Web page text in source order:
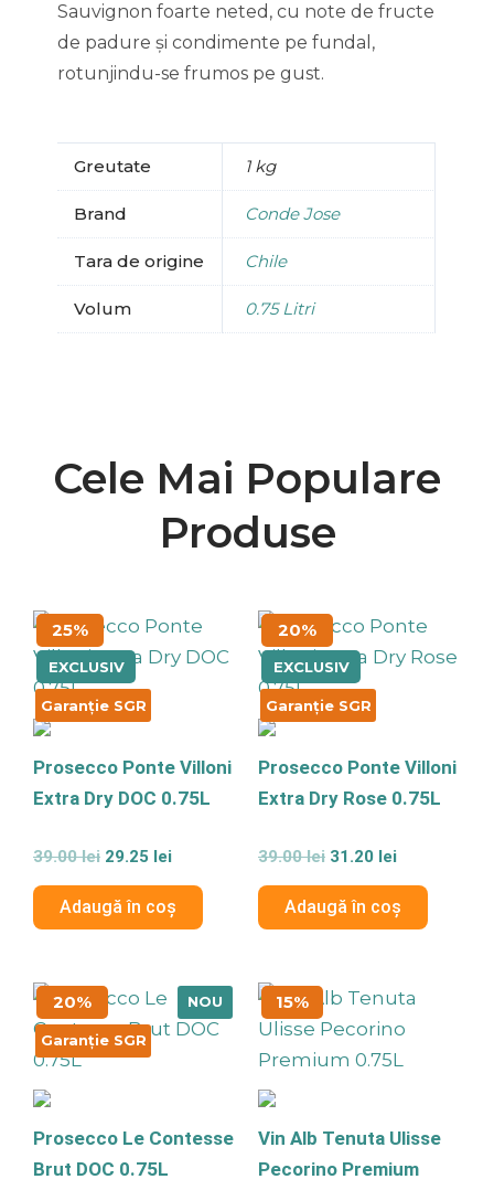
Sauvignon foarte neted, cu note de fructe
de padure și condimente pe fundal,
rotunjindu-se frumos pe gust.
Greutate 1 kg
Brand Conde Jose
Tara de origine Chile
Volum 0.75 Litri
Cele Mai Populare
Produse
25%
EXCLUSIV
Garanție SGR
Prosecco Ponte Villoni
Extra Dry DOC 0.75L
Evaluat
0
39.00lei
Prețul
a
fost:
39.00 lei.
29.25 lei
Prețul
este:
Adaugă în coș
20%
EXCLUSIV
Garanție SGR
Prosecco Ponte Villoni
Extra Dry Rose 0.75L
Evaluat
0
39.00lei
Prețul
inițial
a
fost:
39.00 lei.
31.20 lei
Prețul
este:
Adaugă în coș
20%
Garanție SGR
NOU
Prosecco Le Contesse
Brut DOC 0.75L
Prețul
inițial
a
fost:
Prețul
curent
este:
15%
Vin Alb Tenuta Ulisse
Pecorino Premium
Prețul
a
fost:
Prețul
este: